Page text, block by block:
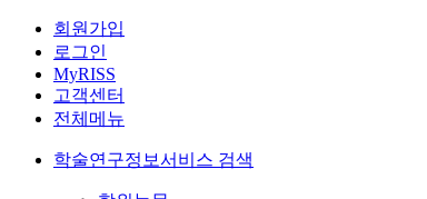
회원가입
로그인
MyRISS
고객센터
전체메뉴
학술연구정보서비스 검색